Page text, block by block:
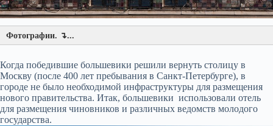
Фотографии. ↴...
Когда победившие большевики решили вернуть столицу в
Москву (после 400 лет пребывания в Санкт-Петербурге), в
городе не было необходимой инфраструктуры для размещения
нового правительства. Итак, большевики использовали отель
для размещения чиновников и различных ведомств молодого
государства.